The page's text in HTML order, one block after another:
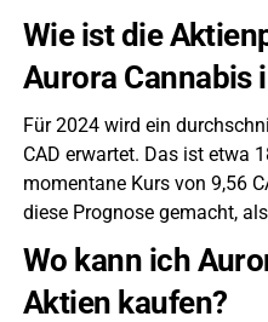
Wie ist die
Aurora Cannabis
Für 2024 wird ein
CAD erwartet. Das ist etwa
momentane Kurs von 9,56
diese Prognose gemacht,
Wo kann ich
Aktien kaufen?